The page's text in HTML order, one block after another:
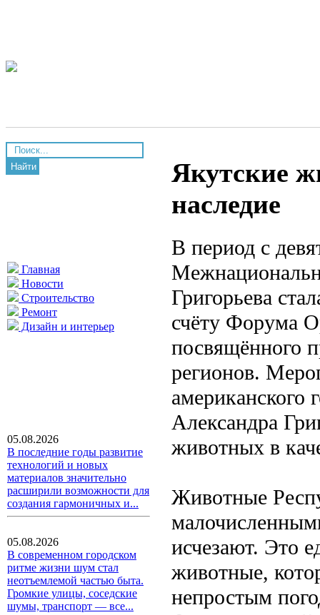
Найти
Главная
Новости
Строительство
Ремонт
Дизайн и интерьер
05.08.2026
В последние годы развитие
технологий и новых
материалов значительно
расширили возможности для
создания гармоничных и...
05.08.2026
В современном городском
ритме жизни шум стал
неотъемлемой частью быта.
Громкие улицы, соседские
шумы, транспорт — все...
Якутские
наследие
В период с
Григорьева
счёту Форума
посвящённого
регионов.
Александра
животных в
Животные
исчезают. Это
животные,
непростым